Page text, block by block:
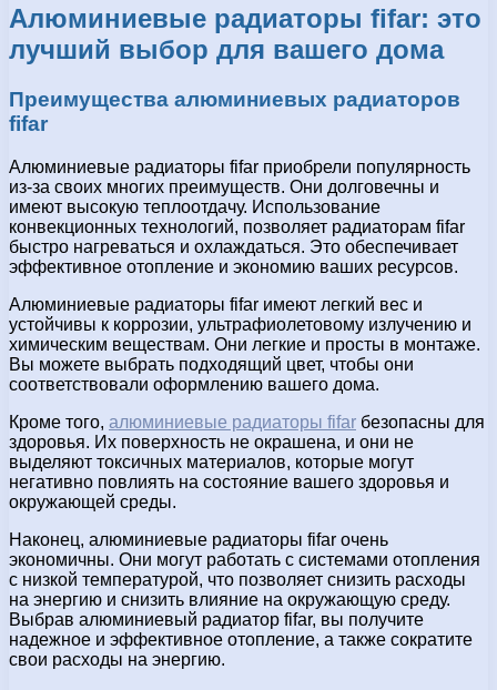
Алюминиевые радиаторы fifar: это
лучший выбор для вашего дома
Преимущества алюминиевых радиаторов
fifar
Алюминиевые радиаторы fifar приобрели популярность
из-за своих многих преимуществ. Они долговечны и
имеют высокую теплоотдачу. Использование
конвекционных технологий, позволяет радиаторам fifar
быстро нагреваться и охлаждаться. Это обеспечивает
эффективное отопление и экономию ваших ресурсов.
Алюминиевые радиаторы fifar имеют легкий вес и
устойчивы к коррозии, ультрафиолетовому излучению и
химическим веществам. Они легкие и просты в монтаже.
Вы можете выбрать подходящий цвет, чтобы они
соответствовали оформлению вашего дома.
Кроме того, алюминиевые радиаторы fifar безопасны для
здоровья. Их поверхность не окрашена, и они не
выделяют токсичных материалов, которые могут
негативно повлиять на состояние вашего здоровья и
окружающей среды.
Наконец, алюминиевые радиаторы fifar очень
экономичны. Они могут работать с системами отопления
с низкой температурой, что позволяет снизить расходы
на энергию и снизить влияние на окружающую среду.
Выбрав алюминиевый радиатор fifar, вы получите
надежное и эффективное отопление, а также сократите
свои расходы на энергию.